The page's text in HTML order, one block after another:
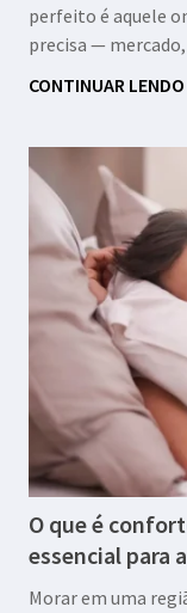
perfeito é aquele
precisa —
CONTINUAR LENDO
O que é
essencial para
Morar em uma